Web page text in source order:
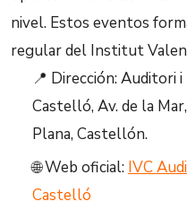
nivel. Estos eventos
regular del Institut
📍 Dirección: Auditori
Castelló, Av. de la
Plana, Castellón.
🌐 Web oficial: IVC
Castelló